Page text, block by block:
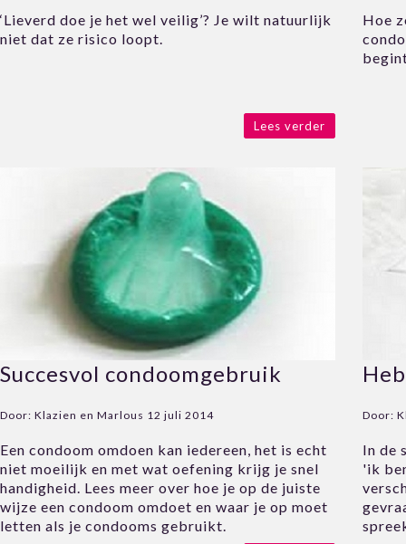
‘Lieverd doe je het wel veilig’? Je wilt natuurlijk
niet dat ze risico loopt.
Lees verder
Hoe
Succesvol condoomgebruik
Door: Klazien en Marlous 12 juli 2014
Een condoom omdoen kan iedereen, het is echt
niet moeilijk en met wat oefening krijg je snel
handigheid. Lees meer over hoe je op de juiste
wijze een condoom omdoet en waar je op moet
letten als je condooms gebruikt.
Door:
In de
'ik